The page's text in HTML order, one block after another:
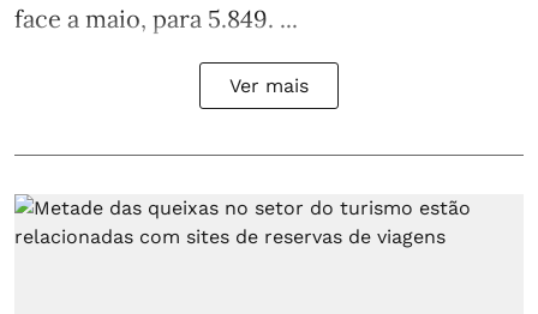
face a maio, para 5.849. ...
Ver mais